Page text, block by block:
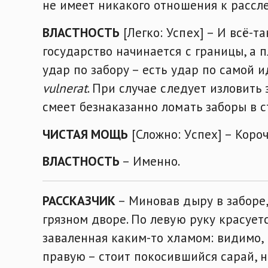
не имеет никакого отношения к
ВЛАСТНОСТЬ [Легко: Успех] – И всё-
государство начинается с границы, а
удар по забору – есть удар по самой
vulnerat. При случае следует
смеет безнаказанно ломать заборы в
ЧИСТАЯ МОЩЬ [Сложно: Успех] –
ВЛАСТНОСТЬ – Именно.
РАССКАЗЧИК – Миновав дыру в
грязном дворе. По левую руку
заваленная каким-то хламом:
правую – стоит покосившийся сарай,